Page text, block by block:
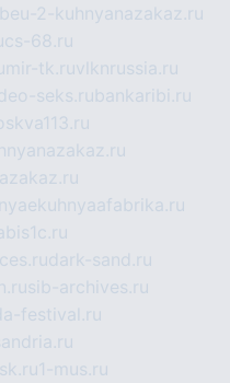
2-kuhnyanazakaz.ru
cs-68.ru
mir-tk.ruvlknrussia.ru
seks.rubankaribi.ru
dark-sand.ru
sib-archives.ru
festival.ru
1-mus.ru